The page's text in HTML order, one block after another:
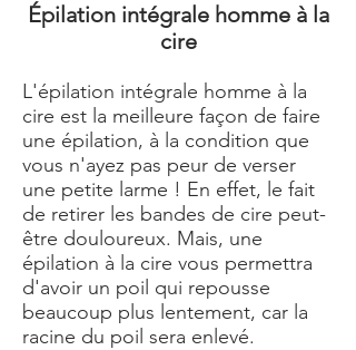
Épilation intégrale homme à la
cire
L'épilation intégrale homme à la
cire est la meilleure façon de faire
une épilation, à la condition que
vous n'ayez pas peur de verser
une petite larme ! En effet, le fait
de retirer les bandes de cire peut-
être douloureux. Mais, une
épilation à la cire vous permettra
d'avoir un poil qui repousse
beaucoup plus lentement, car la
racine du poil sera enlevé.